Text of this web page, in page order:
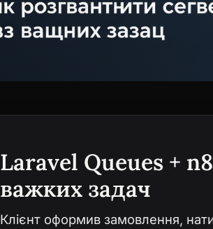
Laravel Queues +
важких задач
Клієнт оформив замовлення,